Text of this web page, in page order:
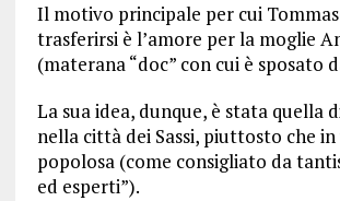
Il motivo principale per cui
trasferirsi è l’amore per la moglie
(materana “doc” con cui è sposato
La sua idea, dunque, è stata quella
nella città dei Sassi, piuttosto che
popolosa (come consigliato da
ed esperti”).